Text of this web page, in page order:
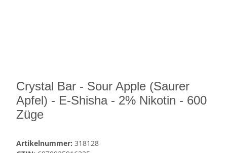
Crystal Bar - Sour Apple (Saurer
Apfel) - E-Shisha - 2% Nikotin - 600
Züge
Artikelnummer: 318128